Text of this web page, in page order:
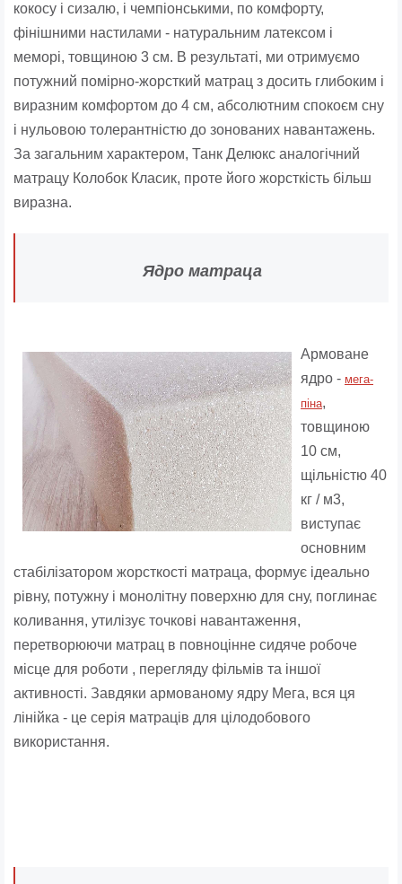
кокосу і сизалю, і чемпіонськими, по комфорту,
фінішними настилами - натуральним латексом і
меморі, товщиною 3 см. В результаті, ми отримуємо
потужний помірно-жорсткий матрац з досить глибоким і
виразним комфортом до 4 см, абсолютним спокоєм сну
і нульовою толерантністю до зонованих навантажень.
За загальним характером, Танк Делюкс аналогічний
матрацу Колобок Класик, проте його жорсткість більш
виразна.
Ядро матраца
Армоване
ядро ​​- мега-
піна,
товщиною
10 см,
щільністю 40
кг / м3,
виступає
основним
стабілізатором жорсткості матраца, формує ідеально
рівну, потужну і монолітну поверхню для сну, поглинає
коливання, утилізує точкові навантаження,
перетворюючи матрац в повноцінне сидяче робоче
місце для роботи , перегляду фільмів та іншої
активності. Завдяки армованому ядру Мега, вся ця
лінійка - це серія матраців для цілодобового
використання.